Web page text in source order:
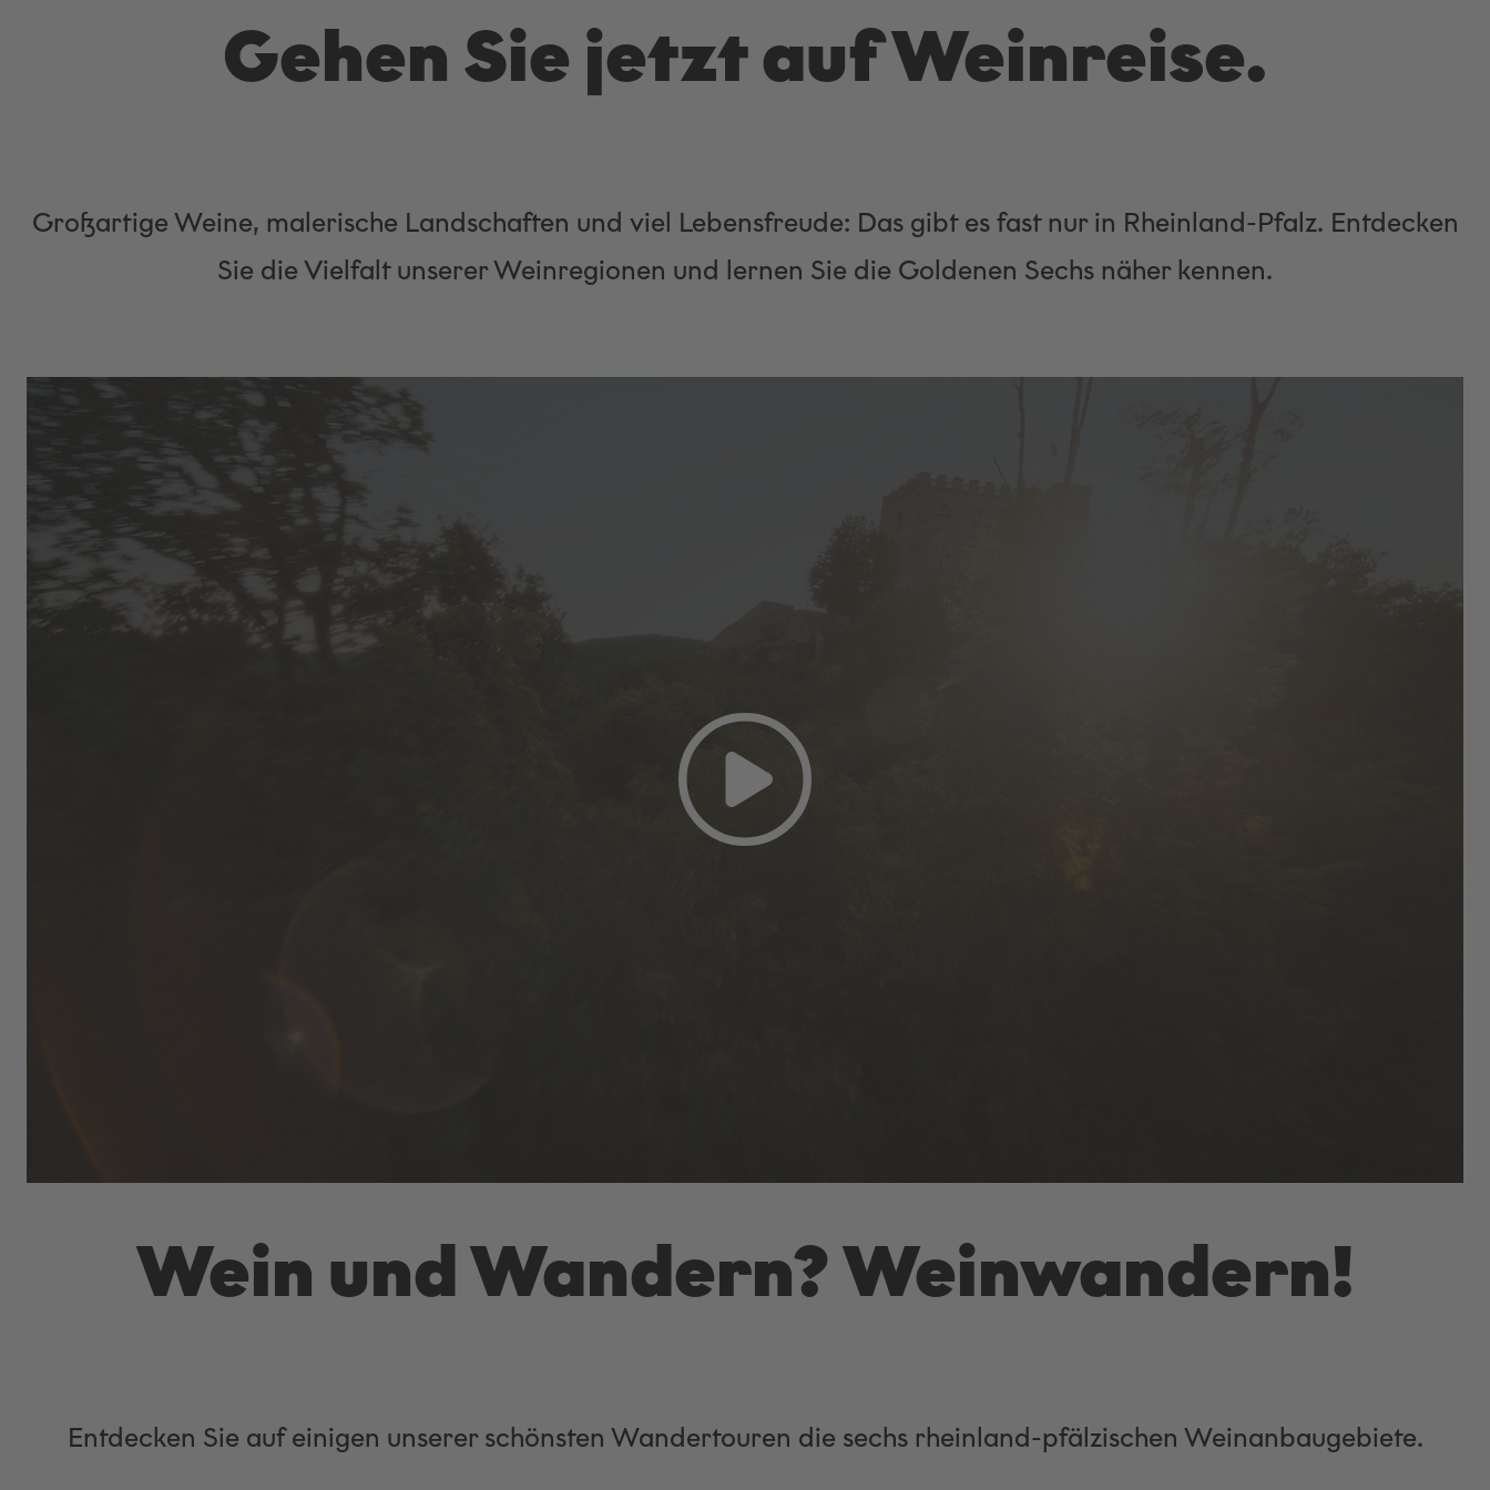
Gehen Sie jetzt auf Weinreise.
Großartige Weine, malerische Landschaften und viel Lebensfreude: Das gibt es fast nur in Rheinland-Pfalz. Entdecken
Sie die Vielfalt unserer Weinregionen und lernen Sie die Goldenen Sechs näher kennen.
Wein und Wandern? Weinwandern!
Entdecken Sie auf einigen unserer schönsten Wandertouren die sechs rheinland-pfälzischen Weinanbaugebiete.